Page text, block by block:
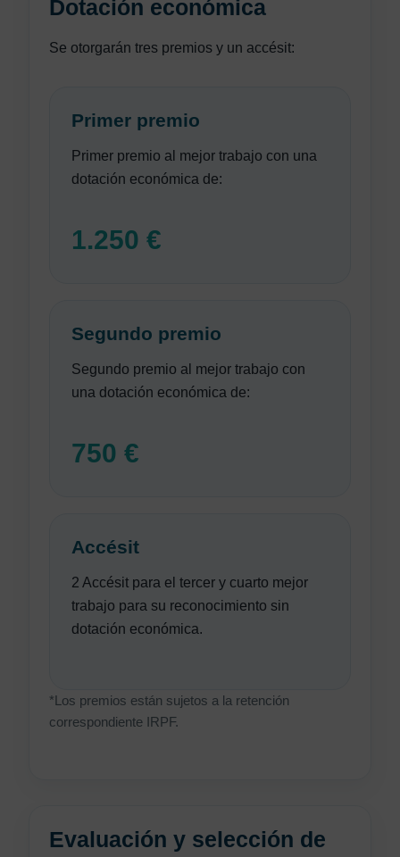
Dotación económica
Se otorgarán tres premios y un accésit:
Primer premio
Primer premio al mejor trabajo con una
dotación económica de:
1.250 €
Segundo premio
Segundo premio al mejor trabajo con
una dotación económica de:
750 €
Accésit
2 Accésit para el tercer y cuarto mejor
trabajo para su reconocimiento sin
dotación económica.
*Los premios están sujetos a la retención
correspondiente IRPF.
Evaluación y selección de